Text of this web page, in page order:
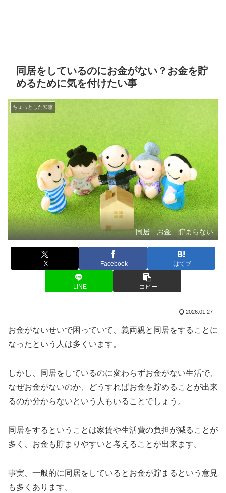
同居をしているのにお金がない？お金を貯
めるために気を付けたい事
ちょっとした知恵
同居 お金 貯まらない
X Facebook はてブ
LINE コピー
2026.01.27
お金がないせいで困っていて、義両親と同居をすることに
なったという人は多くいます。
しかし、同居をしているのに変わらずお金がない生活で、
なぜお金がないのか、どうすればお金を貯めることが出来
るのか分からないという人もいることでしょう。
同居をするということは家賃や生活費の負担が減ることが
多く、お金も貯まりやすいと考えることが出来ます。
事実、一般的に同居をしているとお金が貯まるという意見
も多くあります。